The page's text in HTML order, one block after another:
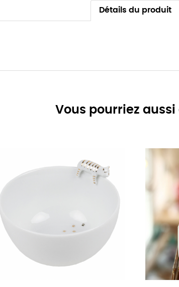
Détails du produit
Vous pourriez